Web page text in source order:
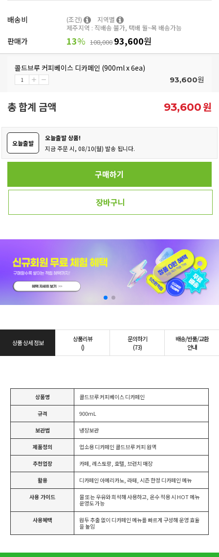
배송비 (조건)
지역별
제주지역 : 직배송 불가, 택배 월~목 배송가능
판매가 13% 108,00093,600원
콜드브루 커피베이스 디카페인 (900ml x 6ea)
93,600원
총 합계 금액 93,600원
오늘출발
오늘출발 상품!
지금 주문 시, 08/10(월) 발송 됩니다.
구매하기
장바구니
상품 상세 정보
상품리뷰
()
문의하기
(73)
배송/반품/교환
안내
상품명 콜드브루 커피베이스 디카페인
규격 900mL
보관법 냉장보관
제품정의 업소용 디카페인 콜드브루 커피 원액
추천업장 카페, 레스토랑, 호텔, 브런치 매장
활용 디카페인 아메리카노, 라떼, 시즌 한정 디카페인 메뉴
사용 가이드
물 또는 우유와 희석해 사용하고, 온수 적용 시 HOT 메뉴
운영도 가능
사용혜택
원두 추출 없이 디카페인 메뉴를 빠르게 구성해 운영 효율
을 높임